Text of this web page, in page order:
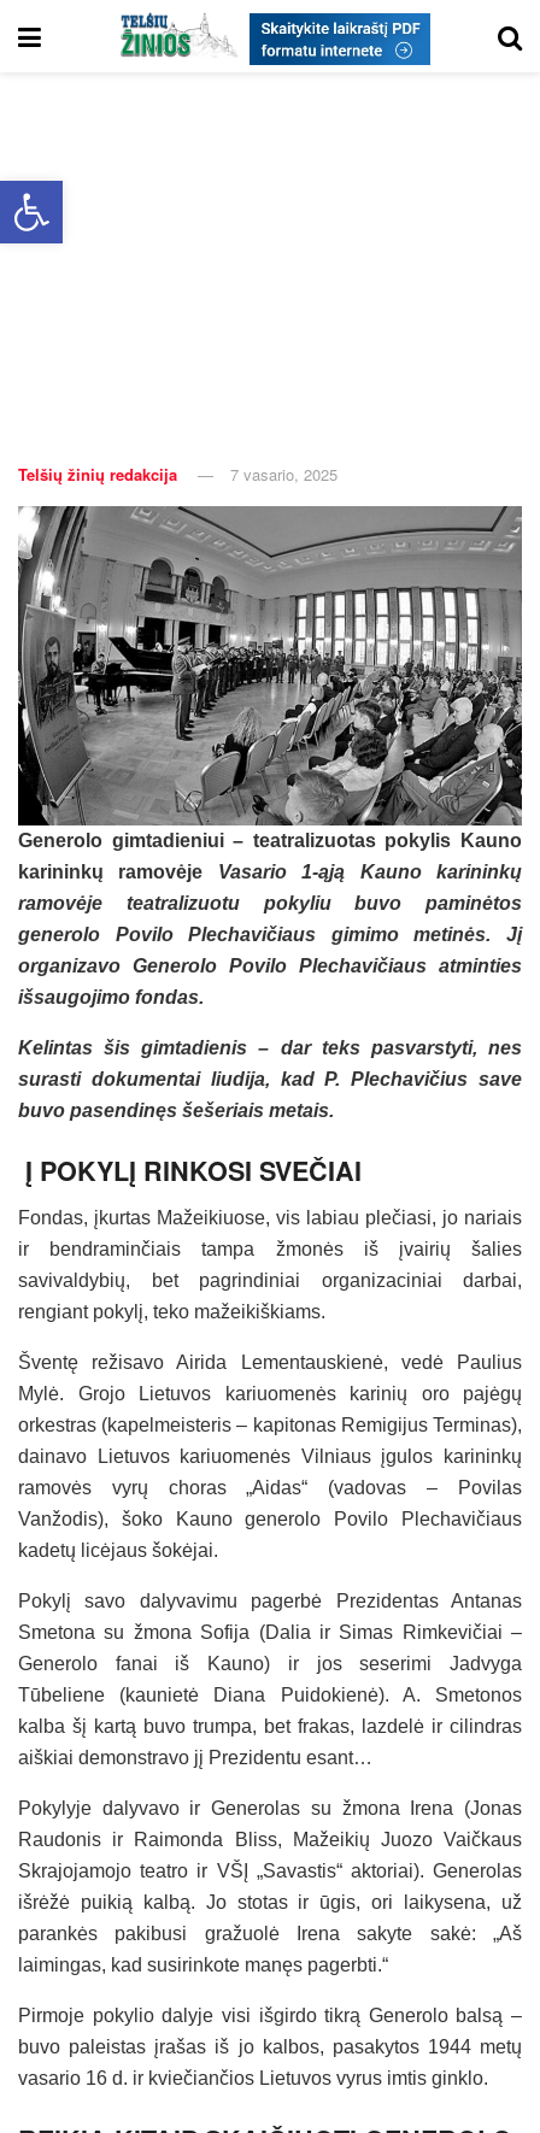
Open toolbar
Telšių žinių redakcija 7 vasario, 2025
Generolo gimtadieniui – teatralizuotas pokylis Kauno
karininkų ramovėje
Vasario 1-ąją Kauno karininkų
ramovėje teatralizuotu pokyliu buvo paminėtos
generolo Povilo Plechavičiaus gimimo metinės. Jį
organizavo Generolo Povilo Plechavičiaus atminties
išsaugojimo fondas.
Kelintas šis gimtadienis – dar teks pasvarstyti, nes
surasti dokumentai liudija, kad P. Plechavičius save
buvo pasendinęs šešeriais metais.
Į POKYLĮ RINKOSI SVEČIAI
Fondas, įkurtas Mažeikiuose, vis labiau plečiasi, jo nariais
ir bendraminčiais tampa žmonės iš įvairių šalies
savivaldybių, bet pagrindiniai organizaciniai darbai,
rengiant pokylį, teko mažeikiškiams.
Šventę režisavo Airida Lementauskienė, vedė Paulius
Mylė. Grojo Lietuvos kariuomenės karinių oro pajėgų
orkestras (kapelmeisteris – kapitonas Remigijus Terminas),
dainavo Lietuvos kariuomenės Vilniaus įgulos karininkų
ramovės vyrų choras „Aidas“ (vadovas – Povilas
Vanžodis), šoko Kauno generolo Povilo Plechavičiaus
kadetų licėjaus šokėjai.
Pokylį savo dalyvavimu pagerbė Prezidentas Antanas
Smetona su žmona Sofija (Dalia ir Simas Rimkevičiai –
Generolo fanai iš Kauno) ir jos seserimi Jadvyga
Tūbeliene (kaunietė Diana Puidokienė). A. Smetonos
kalba šį kartą buvo trumpa, bet frakas, lazdelė ir cilindras
aiškiai demonstravo jį Prezidentu esant…
Pokylyje dalyvavo ir Generolas su žmona Irena (Jonas
Raudonis ir Raimonda Bliss, Mažeikių Juozo Vaičkaus
Skrajojamojo teatro ir VŠĮ „Savastis“ aktoriai). Generolas
išrėžė puikią kalbą. Jo stotas ir ūgis, ori laikysena, už
parankės pakibusi gražuolė Irena sakyte sakė: „Aš
laimingas, kad susirinkote manęs pagerbti.“
Pirmoje pokylio dalyje visi išgirdo tikrą Generolo balsą –
buvo paleistas įrašas iš jo kalbos, pasakytos 1944 metų
vasario 16 d. ir kviečiančios Lietuvos vyrus imtis ginklo.